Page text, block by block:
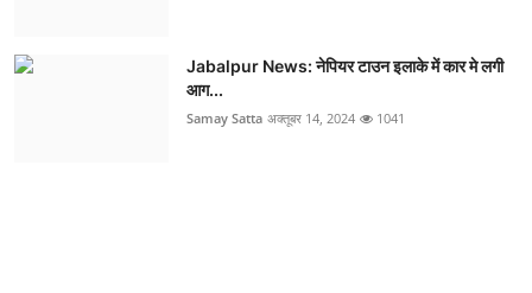
Jabalpur News: नेपियर टाउन इलाके में कार मे लगी
आग...
Samay Satta अक्तूबर 14, 2024 1041